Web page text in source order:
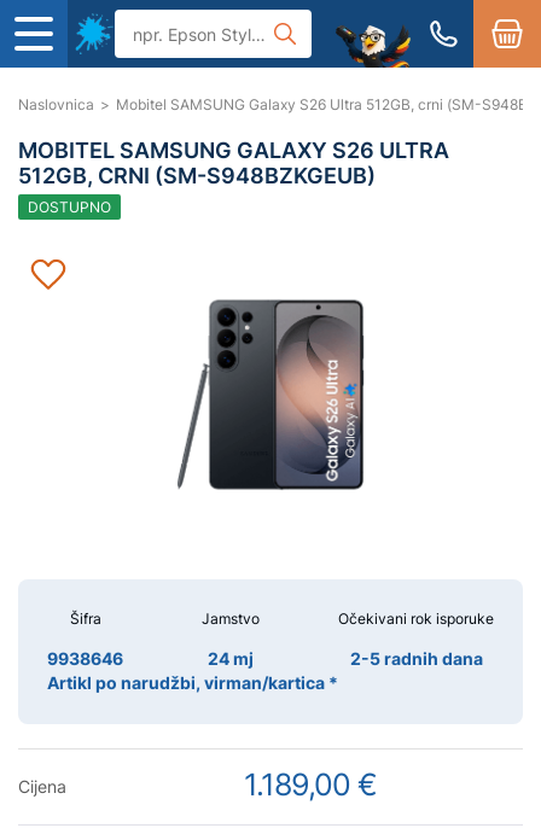
Naslovnica > Mobitel SAMSUNG Galaxy S26 Ultra 512GB, crni (SM-
MOBITEL SAMSUNG GALAXY S26 ULTRA
512GB, CRNI (SM-S948BZKGEUB)
DOSTUPNO
Šifra
9938646
Jamstvo
24 mj
Očekivani rok isporuke
2-5 radnih dana
Artikl po narudžbi, virman/kartica *
Cijena 1.189,00 €